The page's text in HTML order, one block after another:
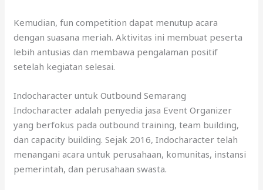
Kemudian, fun competition dapat menutup acara
dengan suasana meriah. Aktivitas ini membuat peserta
lebih antusias dan membawa pengalaman positif
setelah kegiatan selesai.
Indocharacter untuk Outbound Semarang
Indocharacter adalah penyedia jasa Event Organizer
yang berfokus pada outbound training, team building,
dan capacity building. Sejak 2016, Indocharacter telah
menangani acara untuk perusahaan, komunitas, instansi
pemerintah, dan perusahaan swasta.